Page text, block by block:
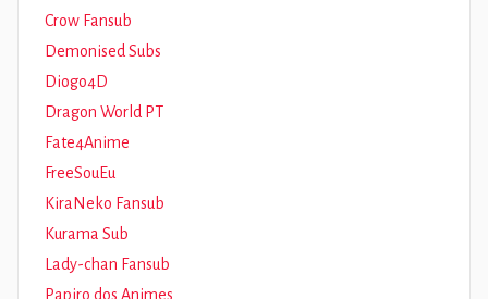
Crow Fansub
Demonised Subs
Diogo4D
Dragon World PT
Fate4Anime
FreeSouEu
KiraNeko Fansub
Kurama Sub
Lady-chan Fansub
Papiro dos Animes